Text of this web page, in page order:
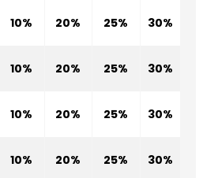
10% 20% 25% 30%
10% 20% 25% 30%
10% 20% 25% 30%
10% 20% 25% 30%